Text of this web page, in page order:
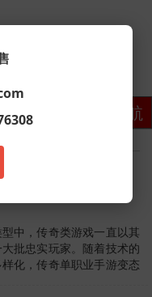
导航
中，传奇类游戏一直以其
批忠实玩家。随着技术的
化，传奇单职业手游变态